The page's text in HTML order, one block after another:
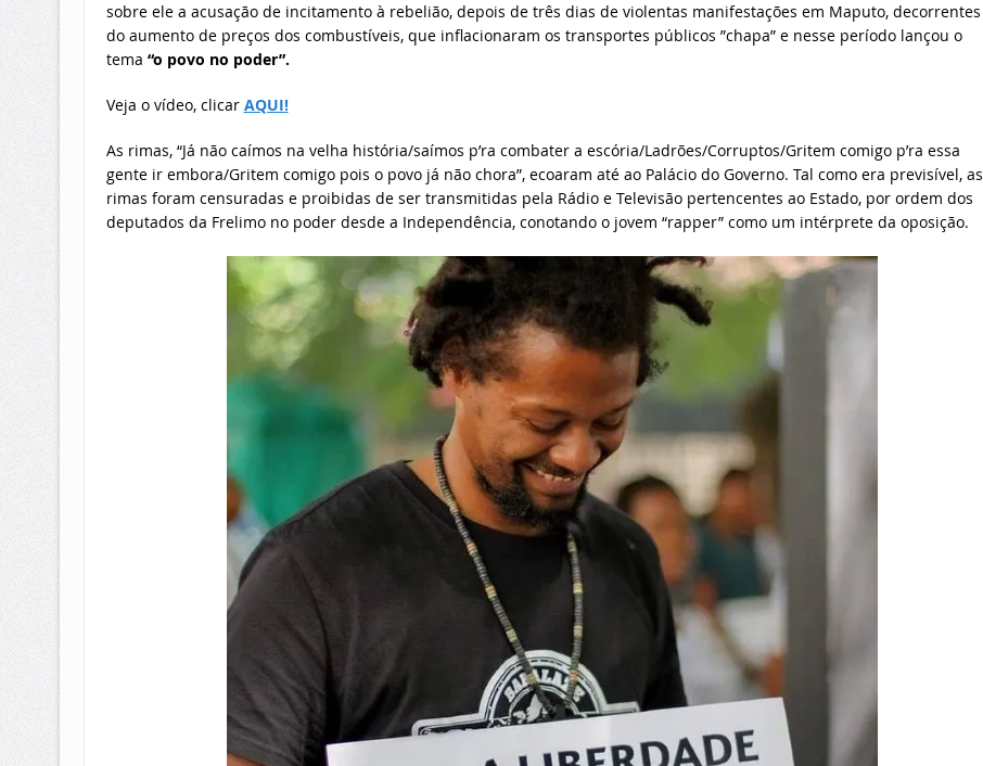
sobre ele a acusação de incitamento à rebelião, depois de três dias de violentas manifestações em Maputo, decorrentes
do aumento de preços dos combustíveis, que inflacionaram os transportes públicos ”chapa” e nesse período lançou o
tema “o povo no poder”.
Veja o vídeo, clicar AQUI!
As rimas, “Já não caímos na velha história/saímos p’ra combater a escória/Ladrões/Corruptos/Gritem comigo p’ra essa
gente ir embora/Gritem comigo pois o povo já não chora”, ecoaram até ao Palácio do Governo. Tal como era previsível, as
rimas foram censuradas e proibidas de ser transmitidas pela Rádio e Televisão pertencentes ao Estado, por ordem dos
deputados da Frelimo no poder desde a Independência, conotando o jovem “rapper” como um intérprete da oposição.